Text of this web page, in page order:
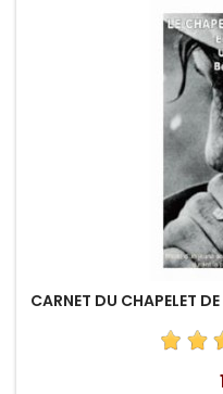
CARNET DU CHAPELET